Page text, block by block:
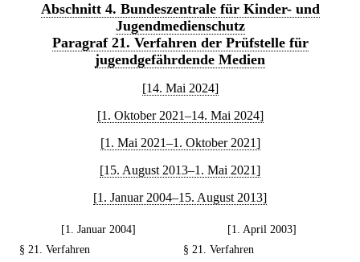
Abschnitt 4. Bundeszentrale für Kinder- und
Jugendmedienschutz
Paragraf 21. Verfahren der Prüfstelle für
jugendgefährdende Medien
[14. Mai 2024]
[1. Oktober 2021–14. Mai 2024]
[1. Mai 2021–1. Oktober 2021]
[15. August 2013–1. Mai 2021]
[1. Januar 2004–15. August 2013]
[1. Januar 2004]
[1. April 2003]
§ 21. Verfahren
§ 21. Verfahren